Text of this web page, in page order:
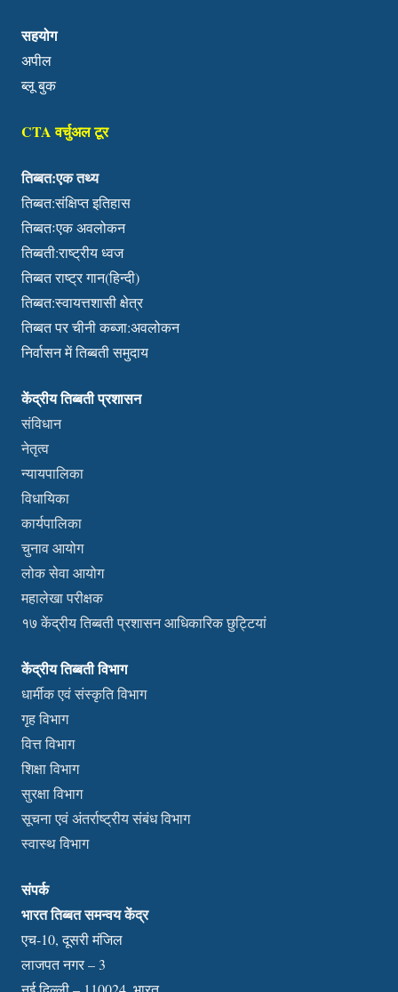
सहयोग
अपील
ब्लू बुक
CTA वर्चुअल टूर
तिब्बत:एक तथ्य
तिब्बत:संक्षिप्त इतिहास
तिब्बतःएक अवलोकन
तिब्बती:राष्ट्रीय ध्वज
तिब्बत राष्ट्र गान(हिन्दी)
तिब्बत:स्वायत्तशासी क्षेत्र
तिब्बत पर चीनी कब्जा:अवलोकन
निर्वासन में तिब्बती समुदाय
केंद्रीय तिब्बती प्रशासन
संविधान
नेतृत्व
न्यायपालिका
विधायिका
कार्यपालिका
चुनाव आयोग
लोक सेवा आयोग
महालेखा परीक्षक
१७ केंद्रीय तिब्बती प्रशासन आधिकारिक छुट्टियां
केंद्रीय तिब्बती विभाग
धार्मीक एवं संस्कृति विभाग
गृह विभाग
वित्त विभाग
शिक्षा विभाग
सुरक्षा विभाग
सूचना एवं अंतर्राष्ट्रीय संबंध विभाग
स्वास्थ विभाग
संपर्क
भारत तिब्बत समन्वय केंद्र
एच-10, दूसरी मंजिल
लाजपत नगर – 3